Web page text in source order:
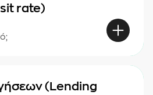
rate)
(Lending